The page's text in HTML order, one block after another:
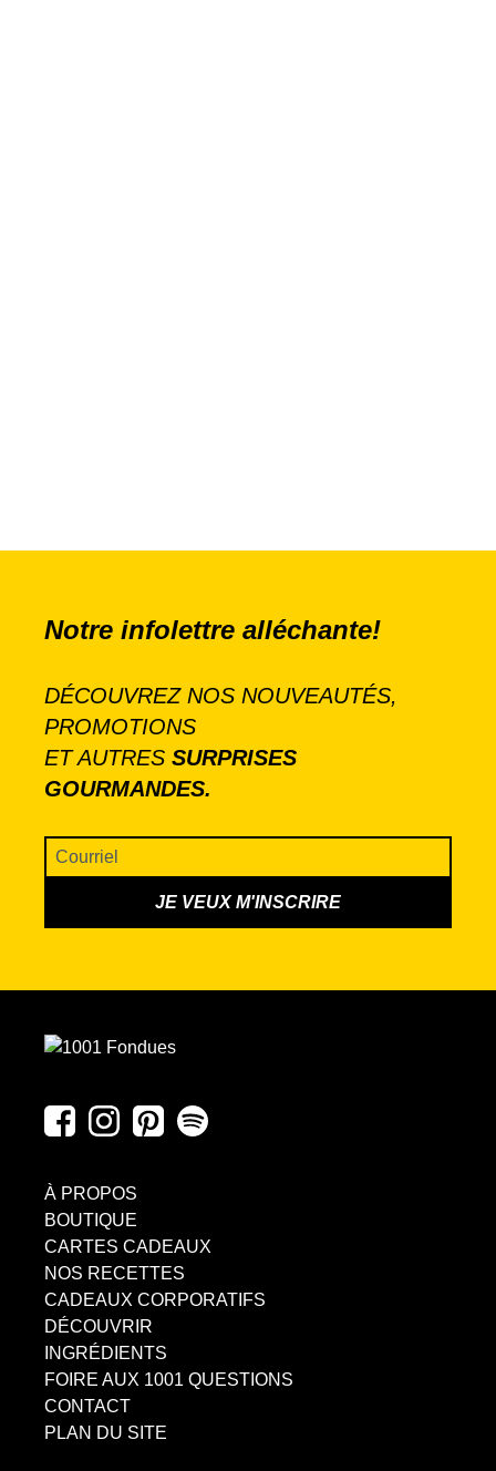
À PROPOS
BOUTIQUE
CARTES CADEAUX
NOS RECETTES
CADEAUX CORPORATIFS
DÉCOUVRIR
INGRÉDIENTS
FOIRE AUX 1001 QUESTIONS
CONTACT
PLAN DU SITE
Notre infolettre alléchante!
DÉCOUVREZ NOS NOUVEAUTÉS,
PROMOTIONS
ET AUTRES SURPRISES
GOURMANDES.